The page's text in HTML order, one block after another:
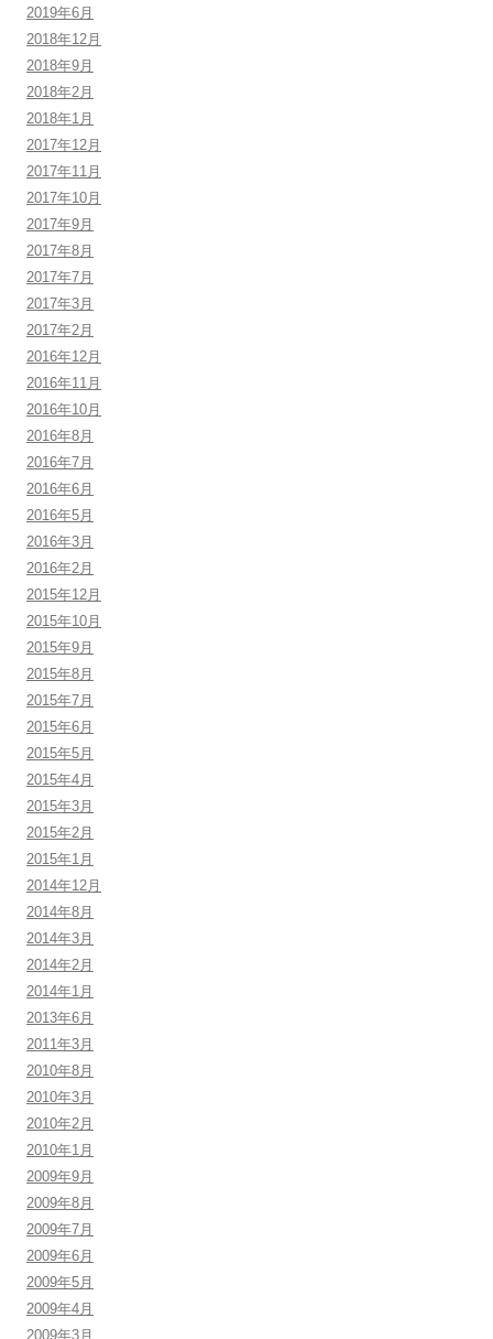
2019年6月
2018年12月
2018年9月
2018年2月
2018年1月
2017年12月
2017年11月
2017年10月
2017年9月
2017年8月
2017年7月
2017年3月
2017年2月
2016年12月
2016年11月
2016年10月
2016年8月
2016年7月
2016年6月
2016年5月
2016年3月
2016年2月
2015年12月
2015年10月
2015年9月
2015年8月
2015年7月
2015年6月
2015年5月
2015年4月
2015年3月
2015年2月
2015年1月
2014年12月
2014年8月
2014年3月
2014年2月
2014年1月
2013年6月
2011年3月
2010年8月
2010年3月
2010年2月
2010年1月
2009年9月
2009年8月
2009年7月
2009年6月
2009年5月
2009年4月
2009年3月